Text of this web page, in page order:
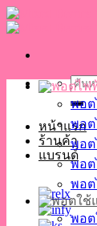
Skip
to
ค้นห
หน้าแรก
ร้านค้า
แบรนด์
พอต
พอต
พอต
พอต
พอต
พอต